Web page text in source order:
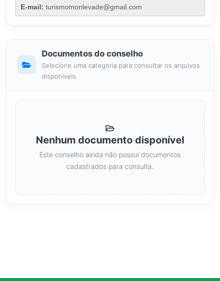
E-mail: turismomonlevade@gmail.com
Documentos do conselho
Selecione uma categoria para consultar os arquivos
disponíveis.
Nenhum documento disponível
Este conselho ainda não possui documentos
cadastrados para consulta.